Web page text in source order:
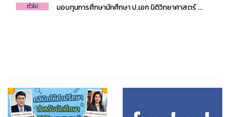
ทั่วไป มอบทุนการศึกษานักศึกษา ป.เอก นิติวิทยาศาสตร์ ...